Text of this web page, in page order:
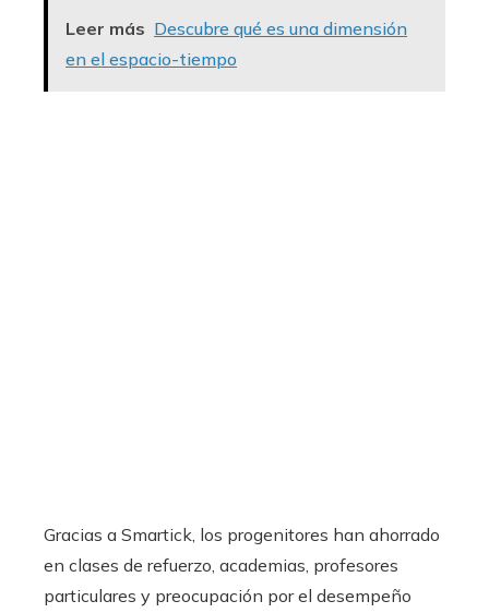
Leer más Descubre qué es una dimensión
en el espacio-tiempo
Gracias a Smartick, los progenitores han ahorrado
en clases de refuerzo, academias, profesores
particulares y preocupación por el desempeño